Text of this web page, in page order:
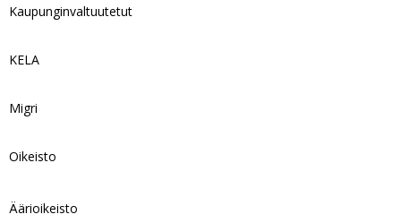
Kaupunginvaltuutetut
KELA
Migri
Oikeisto
Äärioikeisto